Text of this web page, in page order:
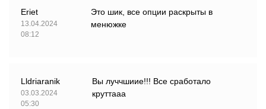
Eriet
13.04.2024
08:12
Это шик, все опции раскрыты в
менюжке
Lldriaranik
03.03.2024
05:30
Вы луччшиие!!! Все сработало
круттааа